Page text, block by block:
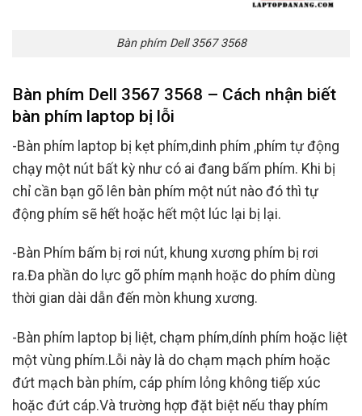
Bàn phím Dell 3567 3568
Bàn phím Dell 3567 3568 – Cách nhận biết
bàn phím laptop bị lỗi
-Bàn phím laptop bị kẹt phím,dinh phím ,phím tự động
chạy một nút bất kỳ như có ai đang bấm phím. Khi bị
chỉ cần bạn gõ lên bàn phím một nút nào đó thì tự
động phím sẽ hết hoặc hết một lúc lại bị lại.
-Bàn Phím bấm bị rơi nút, khung xương phím bị rơi
ra.Đa phần do lực gõ phím mạnh hoặc do phím dùng
thời gian dài dẫn đến mòn khung xương.
-Bàn phím laptop bị liệt, chạm phím,dính phím hoặc liệt
một vùng phím.Lỗi này là do chạm mạch phím hoặc
đứt mạch bàn phím, cáp phím lỏng không tiếp xúc
hoặc đứt cáp.Và trường hợp đặt biệt nếu thay phím